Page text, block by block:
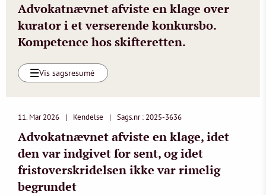
Advokatnævnet afviste en klage over
kurator i et verserende konkursbo.
Kompetence hos skifteretten.
Vis sagsresumé
11. Mar 2026 Kendelse Sags.nr : 2025-3636
Advokatnævnet afviste en klage, idet
den var indgivet for sent, og idet
fristoverskridelsen ikke var rimelig
begrundet